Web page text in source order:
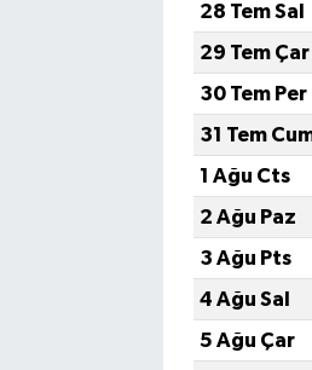
28 Tem Sal
29 Tem Çar
30 Tem Per
31 Tem
1 Ağu Cts
2 Ağu Paz
3 Ağu Pts
4 Ağu Sal
5 Ağu Çar